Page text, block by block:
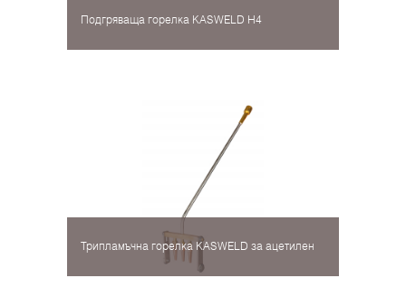
Подгряваща горелка KASWELD H4
Трипламъчна горелка KASWELD за ацетилен